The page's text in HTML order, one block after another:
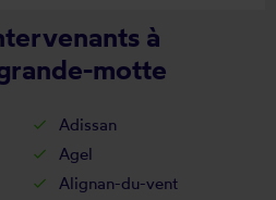
à
motte
Adissan
Agel
Alignan-du-vent